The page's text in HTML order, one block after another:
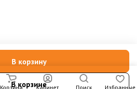
В корзину
В корзине
Корзина Кабинет Поиск Избранные